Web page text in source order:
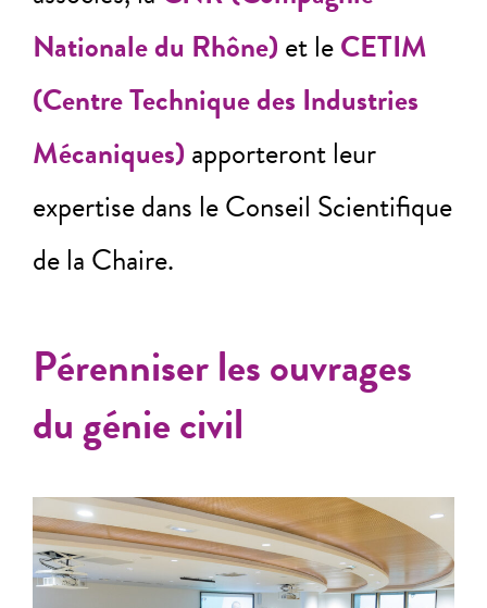
Nationale du Rhône) et leCETIM
(Centre Technique des Industries
Mécaniques) apporteront leur
expertise dans le Conseil Scientifique
de la Chaire.
Pérenniser les ouvrages
du génie civil